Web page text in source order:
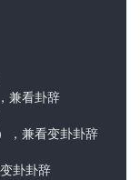
，兼看卦辞
），兼看变卦卦辞
变卦卦辞